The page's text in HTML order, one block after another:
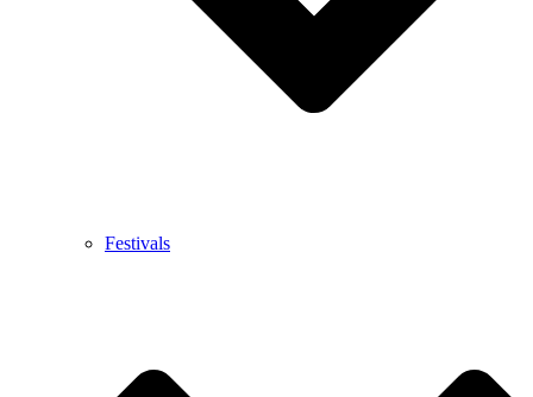
Festivals